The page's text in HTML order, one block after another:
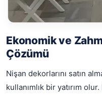
Ekonomik ve
Çözümü
Nişan dekorlarını satın
kullanımlık bir yatırım